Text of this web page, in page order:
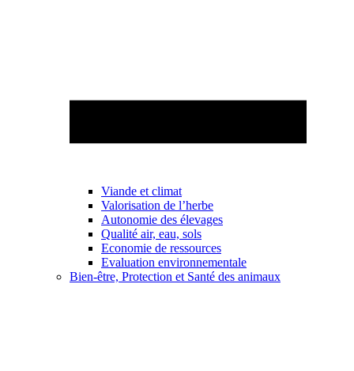
Viande et climat
Valorisation de l’herbe
Autonomie des élevages
Qualité air, eau, sols
Economie de ressources
Evaluation environnementale
Bien-être, Protection et Santé des animaux